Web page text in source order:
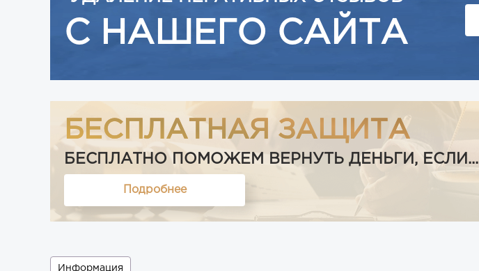
С НАШЕГО САЙТА
БЕСПЛАТНАЯ ЗАЩИТА
БЕСПЛАТНО ПОМОЖЕМ ВЕРНУТЬ ДЕНЬГИ, ЕСЛИ...
Подробнее
Информация